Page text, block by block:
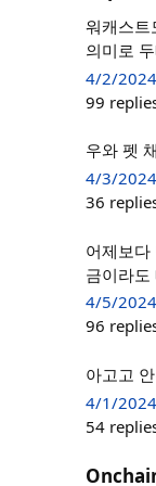
워캐스트
의미로
4/2/
99
우와 펫
4/3/
36
어제보
금이라
4/5/
96
아고고
4/1/
54